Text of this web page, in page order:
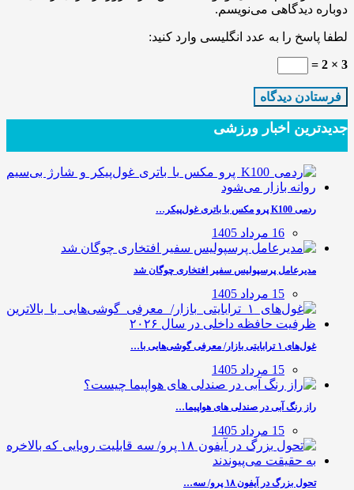
دوباره دیدگاهی می‌نویسم.
لطفا پاسخ را به عدد انگلیسی وارد کنید:
3 × 2 =
جدیدترین‌ اخبار ورزشی
ردمی K100 پرو مکس با باتری غول‌پیکر…
16 مرداد 1405
مدیرعامل پرسپولیس سفیر افتخاری چوگان شد
15 مرداد 1405
غول‌های ۱ ترابایتی بازار/ معرفی گوشی‌هایی با…
15 مرداد 1405
راز رنگ آبی در صندلی های هواپیما…
15 مرداد 1405
تحول بزرگ در آیفون ۱۸ پرو/ سه…